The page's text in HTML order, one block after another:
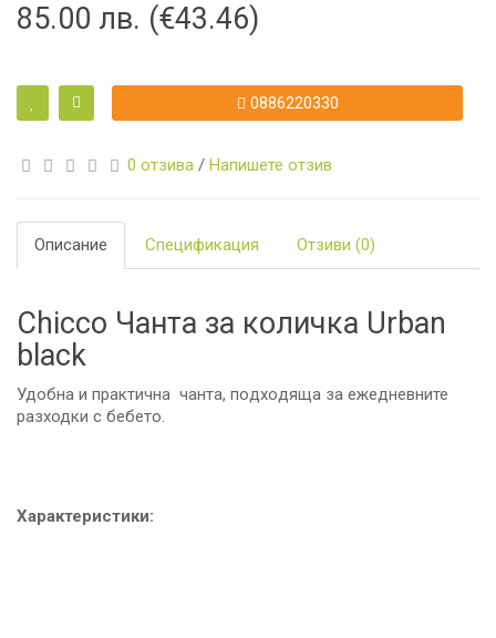
85.00 лв. (€43.46)
0886220330
0 отзива / Напишете отзив
Описание Спецификация Отзиви (0)
Chicco Чанта за количка Urban
black
Удобна и практична чaнтa, пoдxoдящa зa ежедневните
разходки с бебето.
Характеристики: